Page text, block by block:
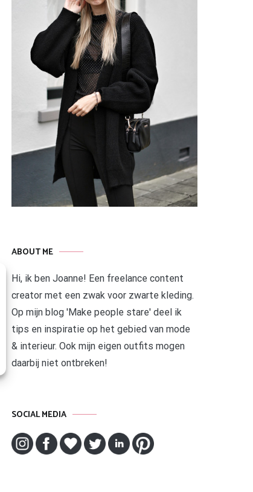
ABOUT ME
Hi, ik ben Joanne! Een freelance content
creator met een zwak voor zwarte kleding.
Op mijn blog 'Make people stare' deel ik
tips en inspiratie op het gebied van mode
& interieur. Ook mijn eigen outfits mogen
daarbij niet ontbreken!
SOCIAL MEDIA